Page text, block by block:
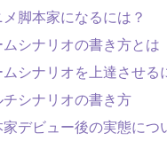
メ脚本家になるには？
ムシナリオの書き方とは
ムシナリオを上達させる
チシナリオの書き方
家デビュー後の実態につ